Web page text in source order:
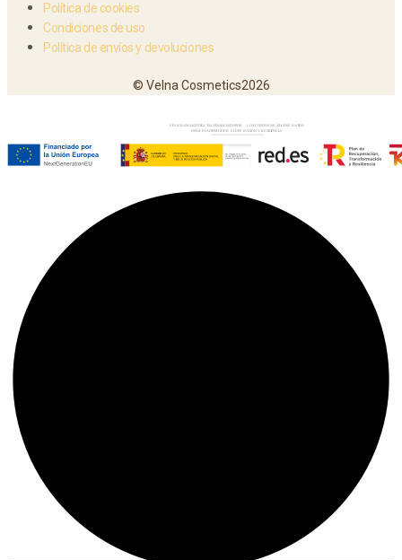
Política de cookies
Condiciones de uso
Política de envíos y devoluciones
© Velna Cosmetics2026